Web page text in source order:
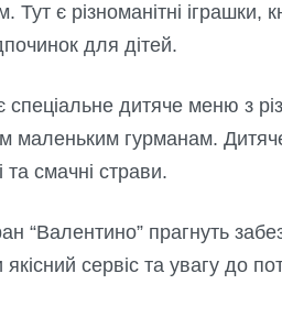
є різноманітні іграшки,
для дітей.
дитяче меню з
маленьким гурманам.
та смачні страви.
“Валентино” прагнуть
сервіс та увагу до